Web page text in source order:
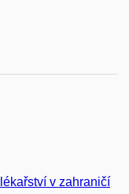
v zahraničí